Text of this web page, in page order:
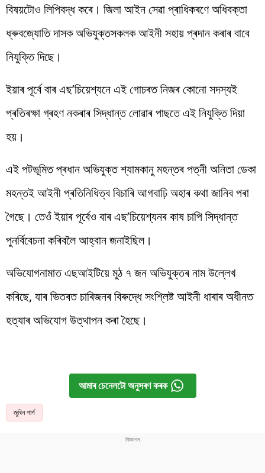
বিষয়টোও লিপিবদ্ধ কৰে। জিলা আইন সেৱা প্ৰাধিকৰণে অধিবক্তা
ধ্ৰুবজ্যোতি দাসক অভিযুক্তসকলক আইনী সহায় প্ৰদান কৰাৰ বাবে
নিযুক্তি দিছে।
ইয়াৰ পূৰ্বে বাৰ এছ’চিয়েশ্যনে এই গোচৰত নিজৰ কোনো সদস্যই
প্ৰতিৰক্ষা গ্ৰহণ নকৰাৰ সিদ্ধান্ত লোৱাৰ পাছতে এই নিযুক্তি দিয়া
হয়।
এই পটভূমিত প্ৰধান অভিযুক্ত শ্যামকানু মহন্তৰ পত্নী অনিতা ডেকা
মহন্তই আইনী প্ৰতিনিধিত্ব বিচাৰি আগবাঢ়ি অহাৰ কথা জানিব পৰা
গৈছে। তেওঁ ইয়াৰ পূৰ্বেও বাৰ এছ’চিয়েশ্যনৰ কাষ চাপি সিদ্ধান্ত
পুনৰ্বিবেচনা কৰিবলৈ আহ্বান জনাইছিল।
অভিযোগনামাত এছআইটিয়ে মুঠ ৭ জন অভিযুক্তৰ নাম উল্লেখ
কৰিছে, যাৰ ভিতৰত চাৰিজনৰ বিৰুদ্ধে সংশ্লিষ্ট আইনী ধাৰাৰ অধীনত
হত্যাৰ অভিযোগ উত্থাপন কৰা হৈছে।
আমাৰ চেনেলটো অনুসৰণ কৰক
জুবিন গাৰ্গ